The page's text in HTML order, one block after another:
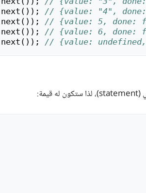
next ());
// {value: "4",
next ());
// {value: 5, done:
next ());
// {value: 6, done:
next ()); // {value: